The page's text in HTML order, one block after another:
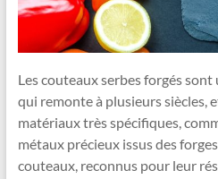
Les couteaux serbes forgés
qui remonte à plusieurs siècles,
matériaux très spécifiques,
métaux précieux issus des
couteaux, reconnus pour leur